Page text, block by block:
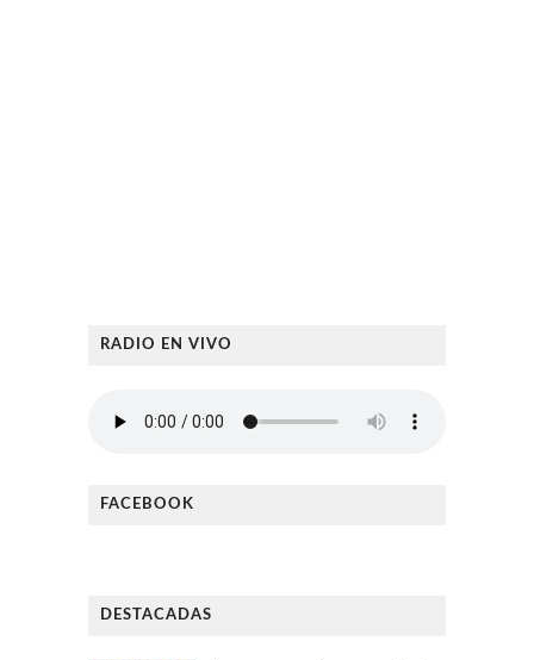
RADIO EN VIVO
FACEBOOK
DESTACADAS